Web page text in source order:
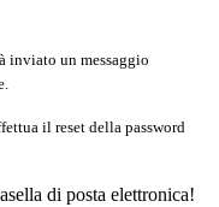
inviato un messaggio
il reset della password
di posta elettronica!